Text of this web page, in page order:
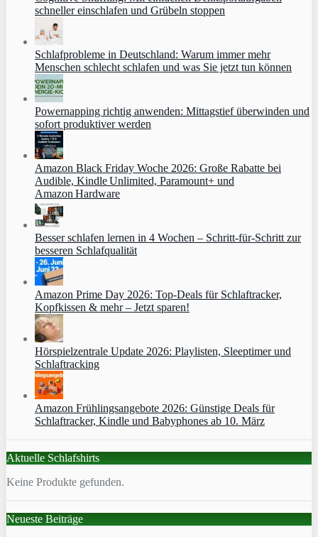
schneller einschlafen und Grübeln stoppen
Schlafprobleme in Deutschland: Warum immer mehr
Menschen schlecht schlafen und was Sie jetzt tun können
Powernapping richtig anwenden: Mittagstief überwinden und
sofort produktiver werden
Amazon Black Friday Woche 2026: Große Rabatte bei
Audible, Kindle Unlimited, Paramount+ und
Amazon Hardware
Besser schlafen lernen in 4 Wochen – Schritt‑für‑Schritt zur
besseren Schlafqualität
Amazon Prime Day 2026: Top-Deals für Schlaftracker,
Kopfkissen & mehr – Jetzt sparen!
Hörspielzentrale Update 2026: Playlisten, Sleeptimer und
Schlaftracking
Amazon Frühlingsangebote 2026: Günstige Deals für
Schlaftracker, Kindle und Babyphones ab 10. März
Aktuelle Schlafshirts
Keine Produkte gefunden.
Neueste Beiträge